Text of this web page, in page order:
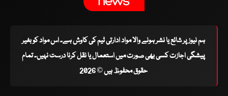
ہم نیوز پر شائع یا نشر ہونے والا مواد ادارتی ٹیم کی کاوش ہے۔ اس مواد کو بغیر
پیشگی اجازت کسی بھی صورت میں استعمال یا نقل کرنا درست نہیں۔ تمام
حقوق محفوظ ہیں © 2026